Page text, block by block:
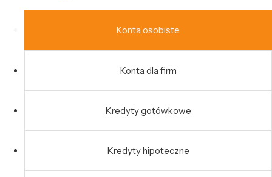
Konta osobiste
Konta dla firm
Kredyty gotówkowe
Kredyty hipoteczne